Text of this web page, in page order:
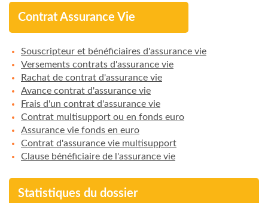
Contrat Assurance Vie
Souscripteur et bénéficiaires d'assurance vie
Versements contrats d'assurance vie
Rachat de contrat d'assurance vie
Avance contrat d'assurance vie
Frais d'un contrat d'assurance vie
Contrat multisupport ou en fonds euro
Assurance vie fonds en euro
Contrat d'assurance vie multisupport
Clause bénéficiaire de l'assurance vie
Statistiques du dossier